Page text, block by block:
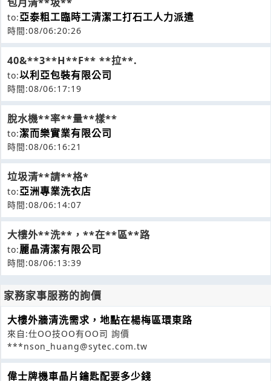
to:亞泰粗工臨時工清潔工打石工人力派遣
時間:08/06:20:26
40&**3**H**F** **拉**.
to:以利亞包裝有限公司
時間:08/06:17:19
脫水機**率**量**樣**
to:潔而樂實業有限公司
時間:08/06:16:21
垃圾清**請**格*
to:亞洲專業洗衣店
時間:08/06:14:07
大樓外**洗**，**在**區**路
to:麗晶清潔有限公司
時間:08/06:13:39
家務家事服務的詢價
大樓外牆清洗需求，地點在楊梅區環東路
來自:仕OO技OO有OO司 詢價
***nson_huang@sytec.com.tw
偉士牌機車晶片鑰匙配要多少錢